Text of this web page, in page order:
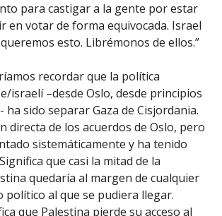
para castigar a la gente por estar
en votar de forma equivocada. Israel
queremos esto. Librémonos de ellos.”
recordar que la política
israelí –desde Oslo, desde principios
ha sido separar Gaza de Cisjordania.
directa de los acuerdos de Oslo, pero
sistemáticamente y ha tenido
que casi la mitad de la
quedaría al margen de cualquier
político al que se pudiera llegar.
que Palestina pierde su acceso al